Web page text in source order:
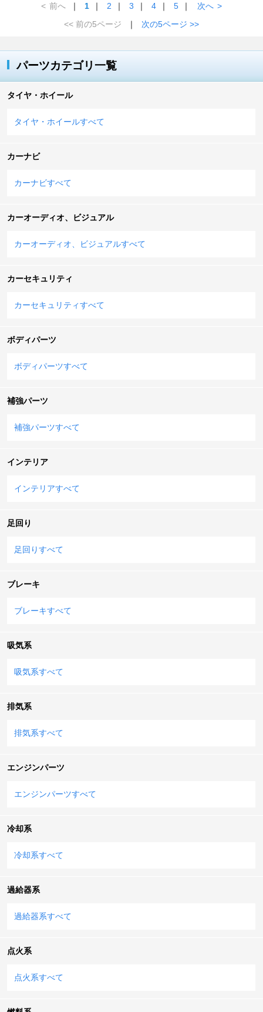
< 前へ ｜ 1 ｜ 2 ｜ 3 ｜ 4 ｜ 5 ｜ 次へ >
<< 前の5ページ
｜ 次の5ページ >>
パーツカテゴリ一覧
タイヤ・ホイール
タイヤ・ホイールすべて
カーナビ
カーナビすべて
カーオーディオ、ビジュアル
カーオーディオ、ビジュアルすべて
カーセキュリティ
カーセキュリティすべて
ボディパーツ
ボディパーツすべて
補強パーツ
補強パーツすべて
インテリア
インテリアすべて
足回り
足回りすべて
ブレーキ
ブレーキすべて
吸気系
吸気系すべて
排気系
排気系すべて
エンジンパーツ
エンジンパーツすべて
冷却系
冷却系すべて
過給器系
過給器系すべて
点火系
点火系すべて